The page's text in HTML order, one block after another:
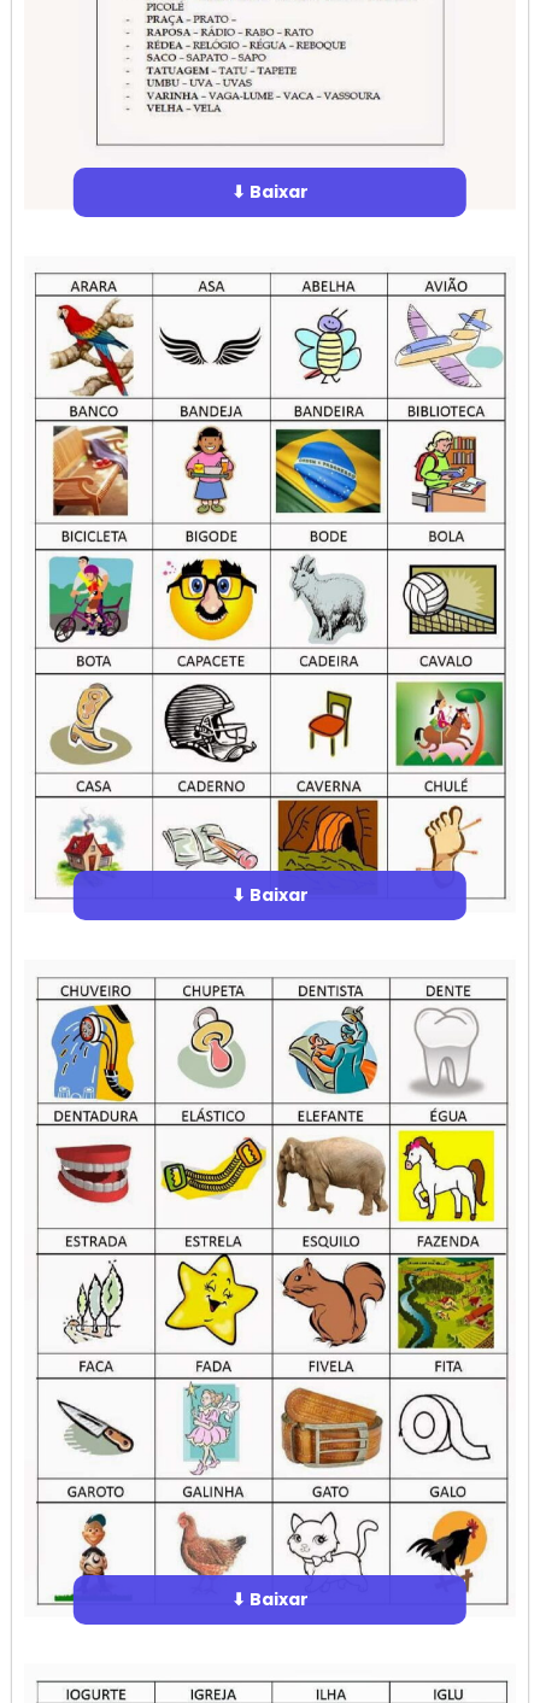
⬇ Baixar
⬇ Baixar
⬇ Baixar